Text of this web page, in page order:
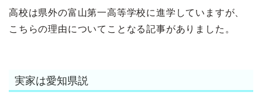
高校は県外の富山第一高等学校に進学していますが、
こちらの理由についてことなる記事がありました。
実家は愛知県説